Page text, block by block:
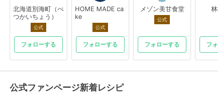
北海道別海町（べ
つかいちょう）
公式
フォローする
HOME MADE ca
ke
公式
フォローする
メゾン美甘食堂
公式
フォローする フ
公式ファンページ新着レシピ